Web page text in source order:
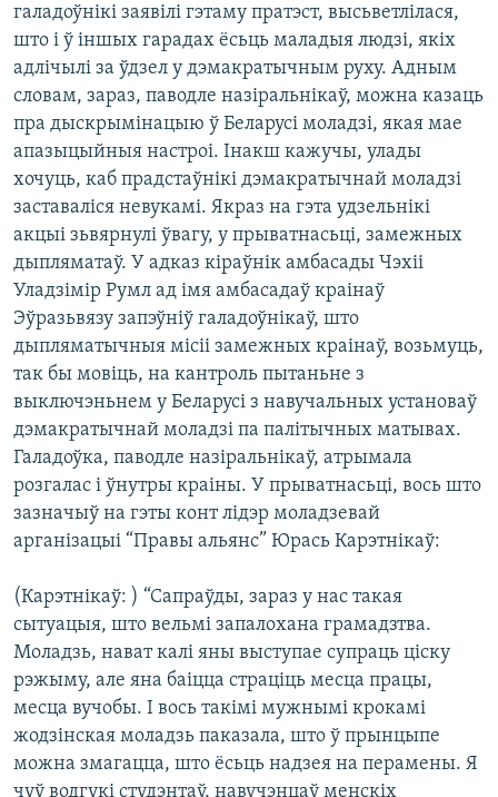
галадоўнікі заявілі гэтаму пратэст, высьветлілася,
што і ў іншых гарадах ёсьць маладыя людзі, якіх
адлічылі за ўдзел у дэмакратычным руху. Адным
словам, зараз, паводле назіральнікаў, можна казаць
пра дыскрымінацыю ў Беларусі моладзі, якая мае
апазыцыйныя настроі. Інакш кажучы, улады
хочуць, каб прадстаўнікі дэмакратычнай моладзі
заставаліся невукамі. Якраз на гэта удзельнікі
акцыі зьвярнулі ўвагу, у прыватнасьці, замежных
дыпляматаў. У адказ кіраўнік амбасады Чэхіі
Уладзімір Румл ад імя амбасадаў краінаў
Эўразьвязу запэўніў галадоўнікаў, што
дыпляматычныя місіі замежных краінаў, возьмуць,
так бы мовіць, на кантроль пытаньне з
выключэньнем у Беларусі з навучальных установаў
дэмакратычнай моладзі па палітычных матывах.
Галадоўка, паводле назіральнікаў, атрымала
розгалас і ўнутры краіны. У прыватнасьці, вось што
зазначыў на гэты конт лідэр моладзевай
арганізацыі “Правы альянс” Юрась Карэтнікаў:
(Карэтнікаў: ) “Сапраўды, зараз у нас такая
сытуацыя, што вельмі запалохана грамадзтва.
Моладзь, нават калі яны выступае супраць ціску
рэжыму, але яна баіцца страціць месца працы,
месца вучобы. І вось такімі мужнымі крокамі
жодзінская моладзь паказала, што ў прынцыпе
можна змагацца, што ёсьць надзея на перамены. Я
чуў водгукі студэнтаў, навучэнцаў менскіх